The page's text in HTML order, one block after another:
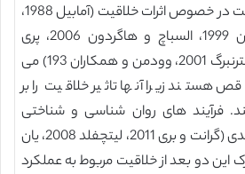
نظریه های مختلف خلاقیت در خصوص اثرات خلاقیت (آمابیل 1988،
1996، درازین و همکاران 1999، السباچ و هاگردون 2006، پری
اسمیت و شالی 2003،استرنبرگ 2001، وودمن و همکاران 193) می
هستند زیرا آنها تاثیر خلاقیت را بر
فرآیند های روان شناسی و شناختی
مربوط به تازگی و سودمندی (گرانت و بری 2011، لیتچفلد 2008، یان
برای درک این دو بعد از خلاقیت مربوط به عملکرد